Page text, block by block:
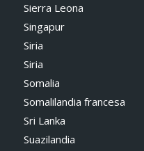
Sierra Leona
Singapur
Siria
Siria
Somalia
Somalilandia francesa
Sri Lanka
Suazilandia